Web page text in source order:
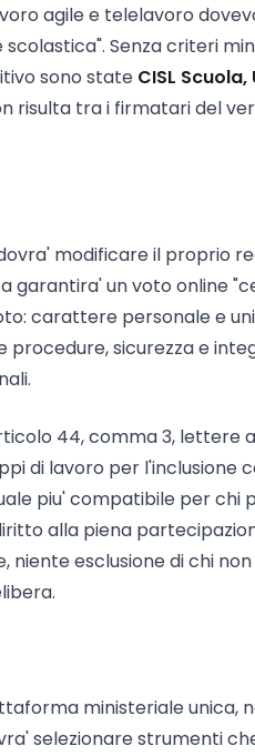
agile e telelavoro
Senza criteri
sono state CISL Scuola,
risulta tra i firmatari del
modificare il proprio
garantira' un voto online
carattere personale e
sicurezza e
44, comma 3, lettere
di lavoro per l'inclusione
piu' compatibile per chi
alla piena
esclusione di chi
ministeriale unica,
selezionare strumenti